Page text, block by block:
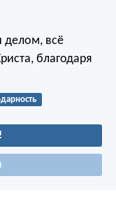
делом, всё
благодаря